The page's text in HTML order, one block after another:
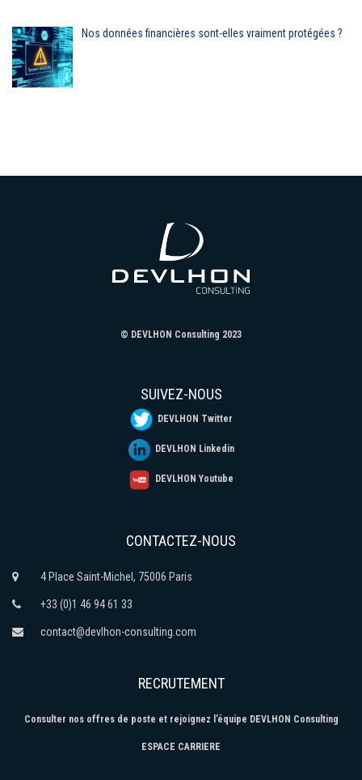
Nos données financières sont-elles vraiment protégées ?
© DEVLHON Consulting 2023
SUIVEZ-NOUS
DEVLHON Twitter
DEVLHON Linkedin
DEVLHON Youtube
CONTACTEZ-NOUS
4 Place Saint-Michel, 75006 Paris
+33 (0)1 46 94 61 33
contact@devlhon-consulting.com
RECRUTEMENT
Consulter nos offres de poste et rejoignez l’équipe DEVLHON Consulting
ESPACE CARRIERE